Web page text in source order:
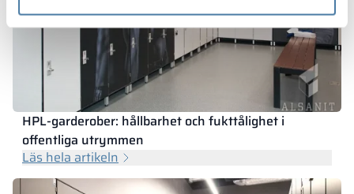
HPL-garderober: hållbarhet och fukttålighet i
offentliga utrymmen
Läs hela artikeln